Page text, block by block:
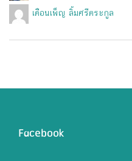
เดือนเพ็ญ ลิ้มศรีตระกูล
Facebook